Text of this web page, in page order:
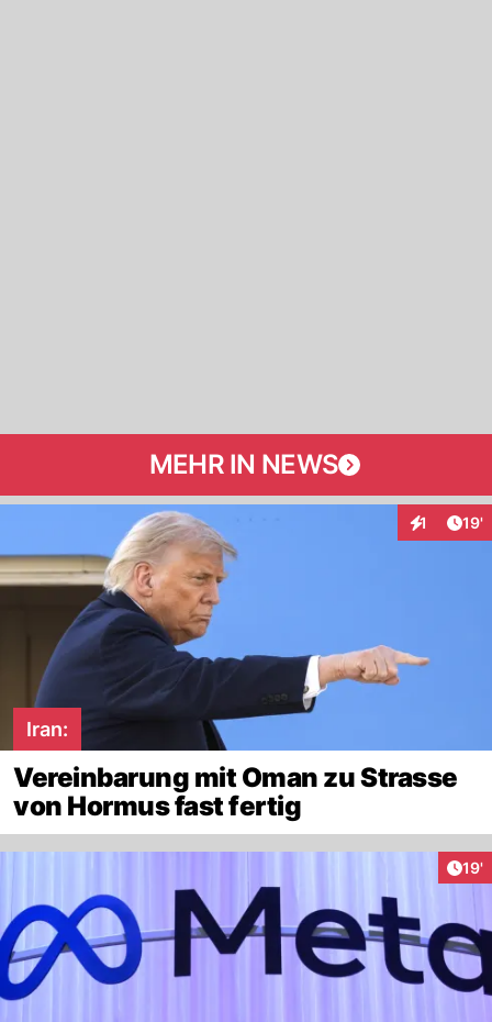
MEHR IN NEWS
1 19'
Iran:
Vereinbarung mit Oman zu Strasse
von Hormus fast fertig
19'